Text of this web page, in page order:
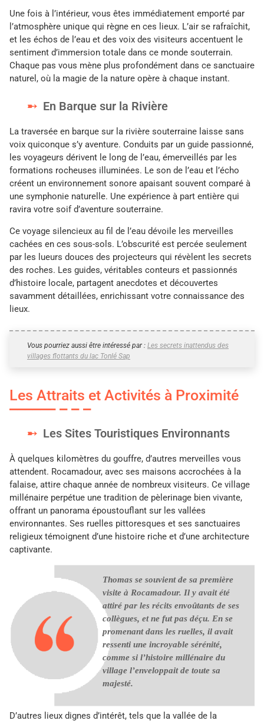
Une fois à l’intérieur, vous êtes immédiatement emporté par
l’atmosphère unique qui règne en ces lieux. L’air se rafraîchit,
et les échos de l’eau et des voix des visiteurs accentuent le
sentiment d’immersion totale dans ce monde souterrain.
Chaque pas vous mène plus profondément dans ce sanctuaire
naturel, où la magie de la nature opère à chaque instant.
En Barque sur la Rivière
La traversée en barque sur la rivière souterraine laisse sans
voix quiconque s’y aventure. Conduits par un guide passionné,
les voyageurs dérivent le long de l’eau, émerveillés par les
formations rocheuses illuminées. Le son de l’eau et l’écho
créent un environnement sonore apaisant souvent comparé à
une symphonie naturelle. Une expérience à part entière qui
ravira votre soif d’aventure souterraine.
Ce voyage silencieux au fil de l’eau dévoile les merveilles
cachées en ces sous-sols. L’obscurité est percée seulement
par les lueurs douces des projecteurs qui révèlent les secrets
des roches. Les guides, véritables conteurs et passionnés
d’histoire locale, partagent anecdotes et découvertes
savamment détaillées, enrichissant votre connaissance des
lieux.
Vous pourriez aussi être intéressé par : Les secrets inattendus des
villages flottants du lac Tonlé Sap
Les Attraits et Activités à Proximité
Les Sites Touristiques Environnants
À quelques kilomètres du gouffre, d’autres merveilles vous
attendent. Rocamadour, avec ses maisons accrochées à la
falaise, attire chaque année de nombreux visiteurs. Ce village
millénaire perpétue une tradition de pèlerinage bien vivante,
offrant un panorama époustouflant sur les vallées
environnantes. Ses ruelles pittoresques et ses sanctuaires
religieux témoignent d’une histoire riche et d’une architecture
captivante.
Thomas se souvient de sa première
visite à Rocamadour. Il y avait été
attiré par les récits envoûtants de ses
collègues, et ne fut pas déçu. En se
promenant dans les ruelles, il avait
ressenti une incroyable sérénité,
comme si l’histoire millénaire du
village l’enveloppait de toute sa
majesté.
D’autres lieux dignes d’intérêt, tels que la vallée de la